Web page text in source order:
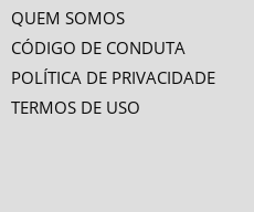
escala, outra administração, em
até hoje: a da vida em sua
natalidade, mortalidade,
na prática, é a normatização,
QUEM SOMOS
CÓDIGO DE CONDUTA
POLÍTICA DE PRIVACIDADE
TERMOS DE USO